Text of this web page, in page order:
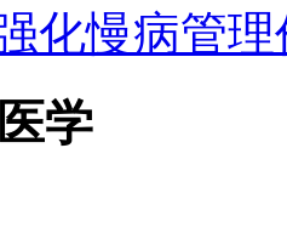
化慢病管
学